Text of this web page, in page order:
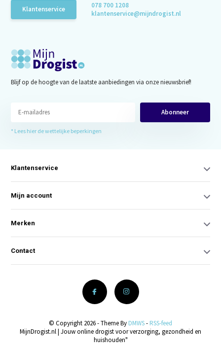
Klantenservice
078 700 1208
klantenservice@mijndrogist.nl
Blijf op de hoogte van de laatste aanbiedingen via onze nieuwsbrief!
Abonneer
* Lees hier de wettelijke beperkingen
Klantenservice
Mijn account
Merken
Contact
© Copyright 2026 - Theme By DMWS- RSS-feed
MijnDrogist.nl | Jouw online drogist voor verzorging, gezondheid en
huishouden"